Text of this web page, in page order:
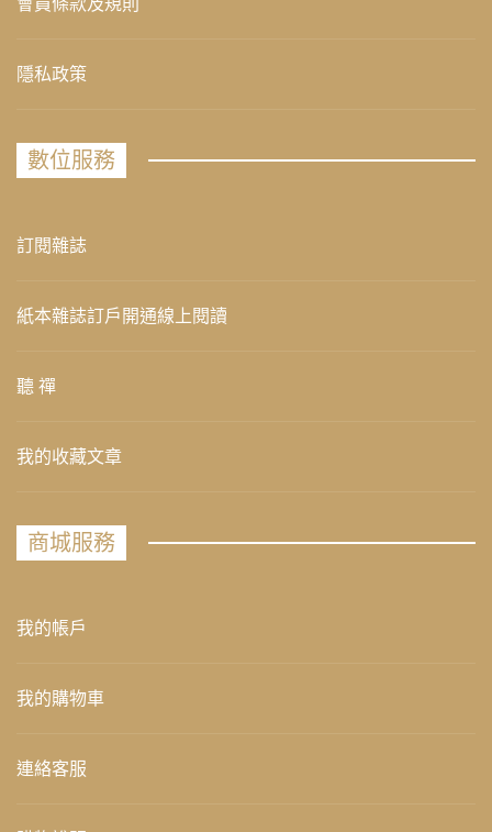
隱私政策
數位服務
訂閱雜誌
紙本雜誌訂戶開通線上閱讀
聽 禪
我的收藏文章
商城服務
我的帳戶
我的購物車
連絡客服